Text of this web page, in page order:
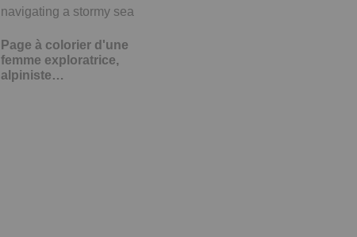
Page à colorier d'une
femme exploratrice,
alpiniste…